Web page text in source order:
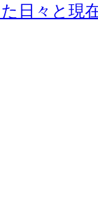
日々と現